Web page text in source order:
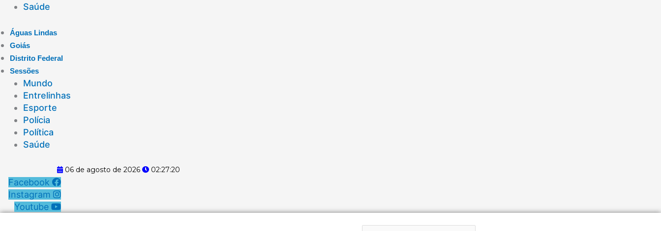
Saúde
Águas Lindas
Goiás
Distrito Federal
Sessões
Mundo
Entrelinhas
Esporte
Polícia
Política
Saúde
06 de agosto de 2026 02:27:20
Facebook
Instagram
Youtube